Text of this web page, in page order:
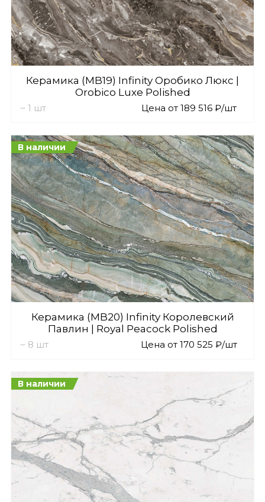
Керамика (MB19) Infinity Оробико Люкс |
Orobico Luxe Polished
~ 1 шт Цена от 189 516 ₽/шт
В наличии
Керамика (MB20) Infinity Королевский
Павлин | Royal Peacock Polished
~ 8 шт Цена от 170 525 ₽/шт
В наличии